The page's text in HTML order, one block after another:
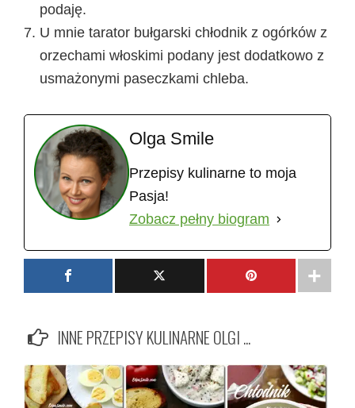
podaję.
U mnie tarator bułgarski chłodnik z ogórków z
orzechami włoskimi podany jest dodatkowo z
usmażonymi paseczkami chleba.
Olga Smile
Przepisy kulinarne to moja
Pasja!
Zobacz pełny biogram
INNE PRZEPISY KULINARNE OLGI ...